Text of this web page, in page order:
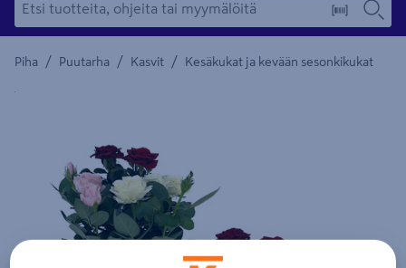
Piha / Puutarha / Kasvit / Kesäkukat ja kevään sesonkikukat
Yksityiskohtainen kuvaus löytyy Tuotteen kuvaus -